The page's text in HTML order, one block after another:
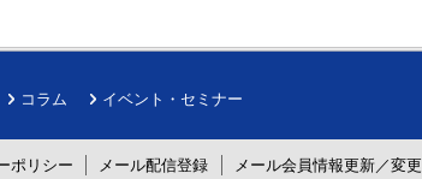
コラム イベント・セミナー
ポリシー メール配信登録 メール会員情報更新／変更